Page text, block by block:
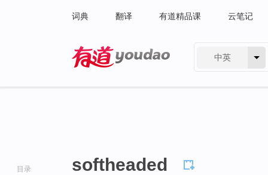
词典 翻译 有道精品课 云笔记
中英
目录 softheaded